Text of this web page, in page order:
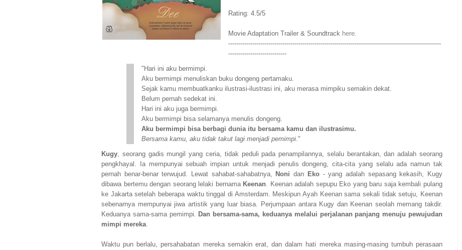
Rating: 4.5/5
Movie Adaptation Trailer & Soundtrack here.
----------------------------------------------------------------------------------------------------------
-----------------------------
"Hari ini aku bermimpi.
Aku bermimpi menuliskan buku dongeng pertamaku.
Sejak kamu membuatkanku ilustrasi-ilustrasi ini, aku merasa mimpiku semakin dekat.
Belum pernah sedekat ini.
Hari ini aku juga bermimpi.
Aku bermimpi bisa selamanya menulis dongeng.
Aku bermimpi bisa berbagi dunia itu bersama kamu dan ilustrasimu.
Bersama kamu, aku tidak takut lagi menjadi pemimpi."
Kugy, seorang gadis mungil yang ceria, tidak peduli pada penampilannya, selalu berantakan, dan adalah seorang
pengkhayal. Ia mempunyai sebuah impian untuk menjadi penulis dongeng, cita-cita yang selalu ada namun tak
pernah benar-benar terwujud. Lewat sahabat-sahabatnya, Noni dan Eko- yang adalah sepasang kekasih, Kugy
dibawa bertemu dengan seorang lelaki bernamaKeenan. Keenan adalah sepupu Eko yang baru saja kembali pulang
ke Jakarta setelah beberapa waktu tinggal di Amsterdam. Meskipun Ayah Keenan sama sekali tidak setuju, Keenan
sebenarnya mempunyai jiwa artistik yang luar biasa. Perjumpaan antara Kugy dan Keenan seolah memang takdir.
Keduanya sama-sama pemimpi. Dan bersama-sama, keduanya melalui perjalanan panjang menuju pewujudan
mimpi mereka.
Waktu pun berlalu, persahabatan mereka semakin erat, dan dalam hati mereka masing-masing tumbuh perasaan